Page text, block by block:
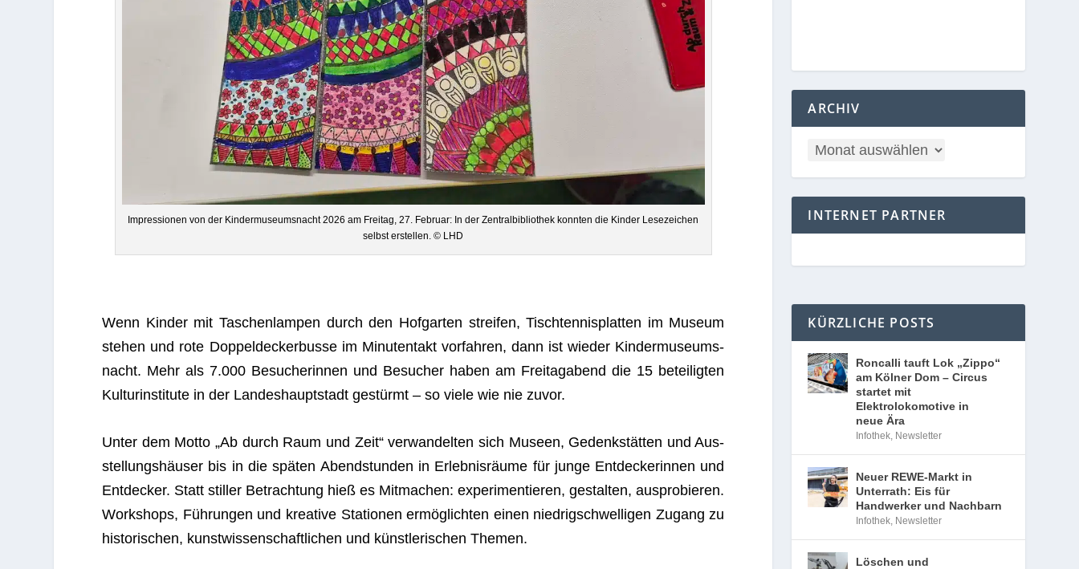
Impres­sio­nen von der Kin­der­mu­se­ums­nacht 2026 am Frei­tag, 27. Februar: In der Zen­tral­bi­blio­thek konn­ten die Kin­der Lese­zei­chen
selbst erstel­len. © LHD
Wenn Kin­der mit Taschen­lam­pen durch den Hof­gar­ten strei­fen, Tisch­ten­nis­plat­ten im Museum
ste­hen und rote Dop­pel­de­cker­busse im Minu­ten­takt vor­fah­ren, dann ist wie­der Kin­der­mu­se­ums­
nacht. Mehr als 7.000 Besu­che­rin­nen und Besu­cher haben am Frei­tag­abend die 15 betei­lig­ten
Kul­tur­in­sti­tute in der Lan­des­haupt­stadt gestürmt – so viele wie nie zuvor.
Unter dem Motto „Ab durch Raum und Zeit“ ver­wan­del­ten sich Museen, Gedenk­stät­ten und Aus­
stel­lungs­häu­ser bis in die spä­ten Abend­stun­den in Erleb­nis­räume für junge Ent­de­cke­rin­nen und
Ent­de­cker. Statt stil­ler Betrach­tung hieß es Mit­ma­chen: expe­ri­men­tie­ren, gestal­ten, aus­pro­bie­ren.
Work­shops, Füh­run­gen und krea­tive Sta­tio­nen ermög­lich­ten einen nied­rig­schwel­li­gen Zugang zu
his­to­ri­schen, kunst­wis­sen­schaft­li­chen und künst­le­ri­schen Themen.
ARCHIV
INTERNET PARTNER
KÜRZLICHE POSTS
Roncalli tauft Lok „Zippo“
am Kölner Dom – Circus
startet mit
Elektrolokomotive in
neue Ära
Infothek, Newsletter
Neuer REWE-Markt in
Unterrath: Eis für
Handwerker und Nachbarn
Infothek, Newsletter
Löschen und